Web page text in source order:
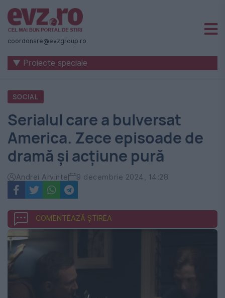
Știri
naționale
internaționale
România
-
Evenimentul
Zilei
coordonare@evzgroup.ro
▼ Proiecte speciale
SOCIAL
Serialul care a bulversat
America. Zece episoade de
dramă și acțiune pură
Andrei Arvinte 9 decembrie 2024, 14:28
COMENTEAZĂ ȘTIREA